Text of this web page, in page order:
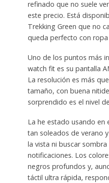
refinado que no suele
este precio. Está
Trekking Green que no
queda perfecto con
Uno de los puntos más
watch fit es su pantalla
La resolución es más
tamaño, con buena
sorprendido es el nivel
La he estado usando en
tan soleados de verano
la vista ni buscar sombra
notificaciones. Los
negros profundos y,
táctil ultra rápida,